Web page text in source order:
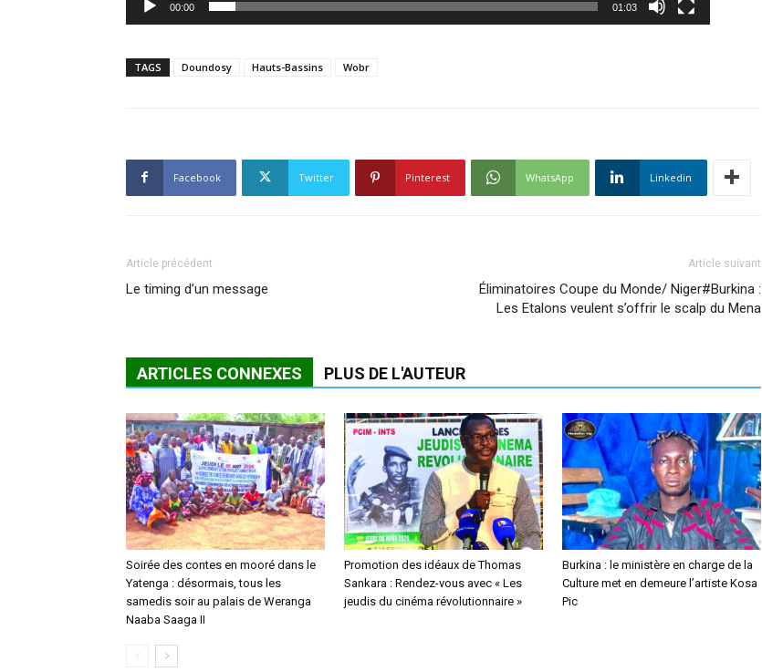
00:00 01:03
TAGS Doundosy Hauts-Bassins Wobr
Facebook Twitter Pinterest WhatsApp Linkedin
Article précédent
Le timing d’un message
Article suivant
Éliminatoires Coupe du Monde/ Niger#Burkina :
Les Etalons veulent s’offrir le scalp du Mena
ARTICLES CONNEXES PLUS DE L'AUTEUR
Soirée des contes en mooré dans le
Yatenga : désormais, tous les
samedis soir au palais de Weranga
Naaba Saaga II
Promotion des idéaux de Thomas
Sankara : Rendez-vous avec « Les
jeudis du cinéma révolutionnaire »
Burkina : le ministère en charge de la
Culture met en demeure l’artiste Kosa
Pic